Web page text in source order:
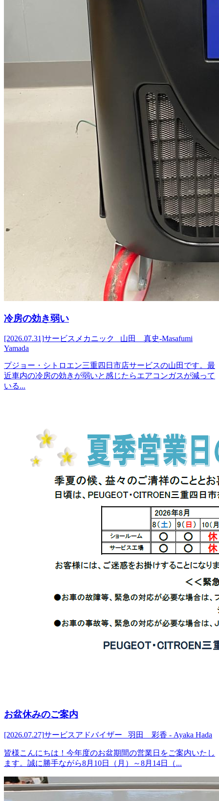
冷房の効き弱い
[2026.07.31]サービスメカニック 山田 真史-Masafumi
Yamada
プジョー・シトロエン三重四日市店サービスの山田です。最
近車内の冷房の効きが弱いと感じたらエアコンガスが減って
いる...
お盆休みのご案内
[2026.07.27]サービスアドバイザー 羽田 彩香 - Ayaka Hada
皆様こんにちは！今年度のお盆期間の営業日をご案内いたし
ます。誠に勝手ながら8月10日（月）～8月14日（...